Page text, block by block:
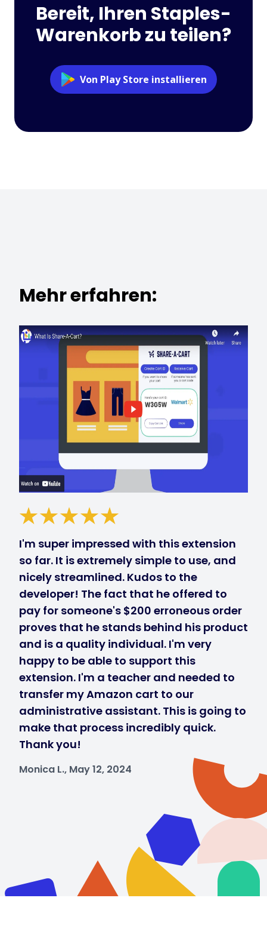
Bereit, Ihren Staples-
Warenkorb zu teilen?
Von Play Store installieren
Mehr erfahren:
I'm super impressed with this extension
so far. It is extremely simple to use, and
nicely streamlined. Kudos to the
developer! The fact that he offered to
pay for someone's $200 erroneous order
proves that he stands behind his product
and is a quality individual. I'm very
happy to be able to support this
extension. I'm a teacher and needed to
transfer my Amazon cart to our
administrative assistant. This is going to
make that process incredibly quick.
Thank you!
Monica L., May 12, 2024